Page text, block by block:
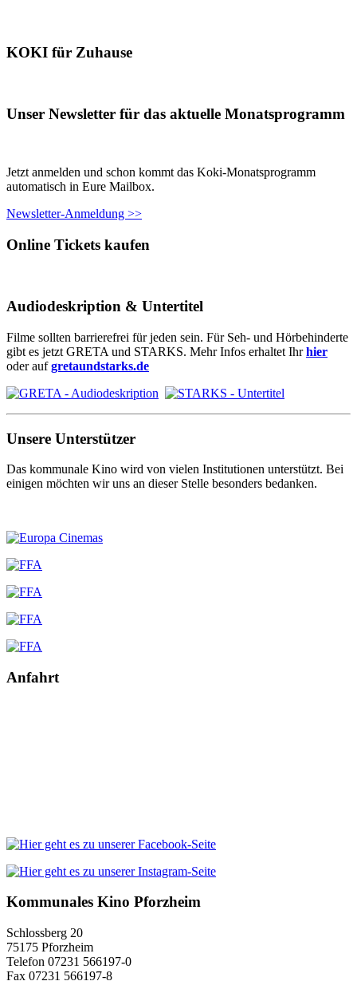
KOKI für Zuhause
Unser Newsletter für das aktuelle Monatsprogramm
Jetzt anmelden und schon kommt das Koki-Monatsprogramm
automatisch in Eure Mailbox.
Newsletter-Anmeldung >>
Online Tickets kaufen
Audiodeskription & Untertitel
Filme sollten barrierefrei für jeden sein. Für Seh- und Hörbehinderte
gibt es jetzt GRETA und STARKS. Mehr Infos erhaltet Ihrhier
oder aufgretaundstarks.de
Unsere Unterstützer
Das kommunale Kino wird von vielen Institutionen unterstützt. Bei
einigen möchten wir uns an dieser Stelle besonders bedanken.
Anfahrt
Kommunales Kino Pforzheim
Schlossberg 20
75175 Pforzheim
Telefon 07231 566197-0
Fax 07231 566197-8